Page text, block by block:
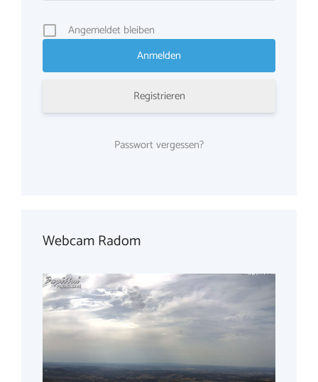
Angemeldet bleiben
Registrieren
Passwort vergessen?
Webcam Radom